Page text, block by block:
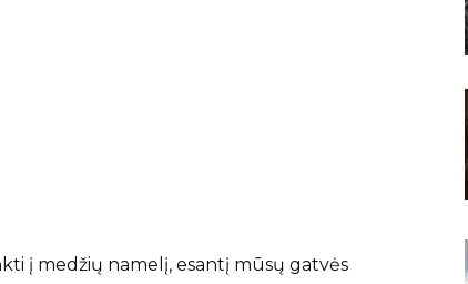
į medžių namelį, esantį mūsų gatvės